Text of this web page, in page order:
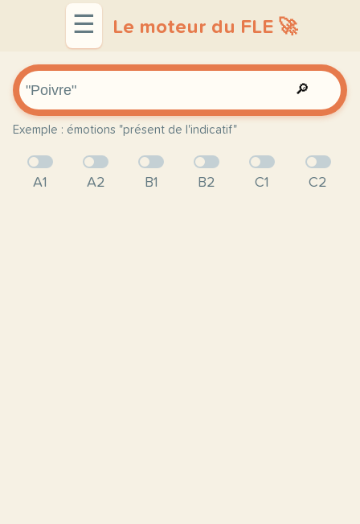
☰ Le moteur du FLE 🚀
🔎
Exemple : émotions "présent de l'indicatif"
A1 A2 B1 B2 C1 C2